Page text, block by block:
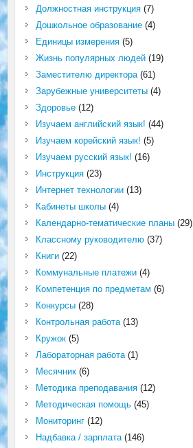
Должностная инструкция(7)
Дошкольное образование(4)
Единицы измерения(5)
Жизнь популярных людей(19)
Заместителю директора(61)
Зарубежные университеты(4)
Здоровье(12)
Изучаем английский язык! (44)
Изучаем корейский язык! (5)
Изучаем русский язык! (16)
Инструкция(23)
Интернет технологии(13)
Кабинеты школы(4)
Календарно-тематические планы(29)
Классному руководителю(37)
Книги(22)
Коммунальные платежи(4)
Компетенция по предметам (6)
Конкурсы(28)
Контрольная работа(13)
Кружок(5)
Лабораторная работа(1)
Месячник(6)
Методика преподавания(12)
Методическая помощь(45)
Мониторинг(12)
Надбавка / зарплата(146)